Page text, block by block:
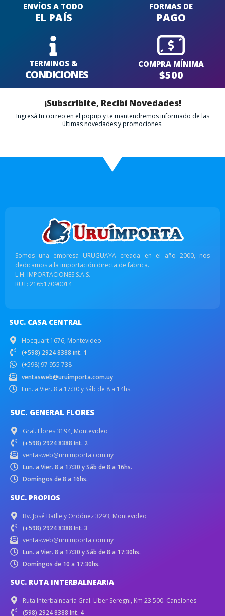
ENVÍOS A TODO
EL PAÍS
FORMAS DE
PAGO
TERMINOS &
CONDICIONES
COMPRA MÍNIMA
$500
¡Subscribite, Recibí Novedades!
Ingresá tu correo en el popup y te mantendremos informado de las
últimas novedades y promociones.
Somos una empresa URUGUAYA creada en el año 2000, nos
dedicamos a la importación directa de fabrica.
L.H. IMPORTACIONES S.A.S.
RUT: 216517090014
SUC. CASA CENTRAL
Hocquart 1676, Montevideo
(+598) 2924 8388 int. 1
(+598) 97 955 738
ventasweb@uruimporta.com.uy
Lun. a Vier. 8 a 17:30 y Sáb de 8 a 14hs.
SUC. GENERAL FLORES
Gral. Flores 3194, Montevideo
(+598) 2924 8388 Int. 2
ventasweb@uruimporta.com.uy
Lun. a Vier. 8 a 17:30 y Sáb de 8 a 16hs.
Domingos de 8 a 16hs.
SUC. PROPIOS
Bv. José Batlle y Ordóñez 3293, Montevideo
(+598) 2924 8388 Int. 3
ventasweb@uruimporta.com.uy
Lun. a Vier. 8 a 17:30 y Sáb de 8 a 17:30hs.
Domingos de 10 a 17:30hs.
SUC. RUTA INTERBALNEARIA
Ruta Interbalnearia Gral. Líber Seregni, Km 23.500. Canelones
(598) 2924 8388 Int. 4